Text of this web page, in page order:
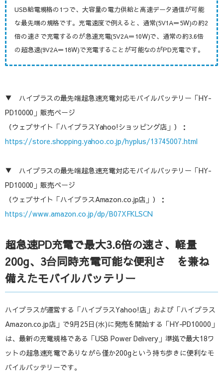
USB給電規格の1つで、大容量の電力供給と高速データ通信が可能
な最先端の規格です。充電速度で例えると、通常(5V1A＝5W)の約2
倍の速さで充電するのが急速充電(5V2A＝10W)で、通常の約3.6倍
の超急速(9V2A＝18W)で充電することが可能なのがPD充電です。
▼ ハイプラスの最先端超急速充電対応モバイルバッテリー「HY-
PD10000」販売ページ
（ウェブサイト「ハイプラスYahoo!ショッピング店」）：
https://store.shopping.yahoo.co.jp/hyplus/13745007.html
▼ ハイプラスの最先端超急速充電対応モバイルバッテリー「HY-
PD10000」販売ページ
（ウェブサイト「ハイプラスAmazon.co.jp店」）：
https://www.amazon.co.jp/dp/B07XFKLSCN
超急速PD充電で最大3.6倍の速さ、軽量
200g、3台同時充電可能な便利さ を兼ね
備えたモバイルバッテリー
ハイプラスが運営する「ハイプラスYahoo!店」および「ハイプラス
Amazon.co.jp店」で9月25日(水)に発売を開始する「HY-PD10000」
は、最新の充電規格である「USB Power Delivery」準拠で最大18ワ
ットの超急速充電でありながら僅か200gという持ち歩きに便利なモ
バイルバッテリーです。